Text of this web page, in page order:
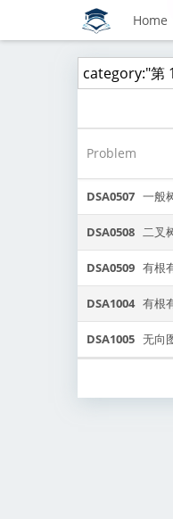
Home
Problem
DSA0507 一般
DSA0508 二叉
DSA0509 有根
DSA1004有根
DSA1005 无向